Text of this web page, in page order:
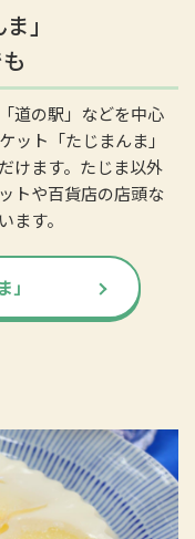
」
道の駅」などを中心
ット「たじまんま」
けます。たじま以外
トや百貨店の店頭な
ます。
」